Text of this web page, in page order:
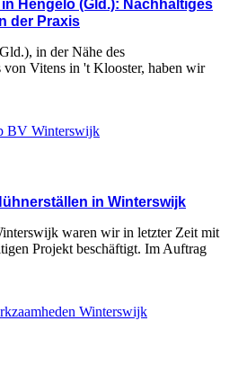
Hengelo (Gld.): Nachhaltiges
der Praxis
in der Nähe des
von Vitens in 't Klooster, haben wir
in Winterswijk
waren wir in letzter Zeit mit
Projekt beschäftigt. Im Auftrag